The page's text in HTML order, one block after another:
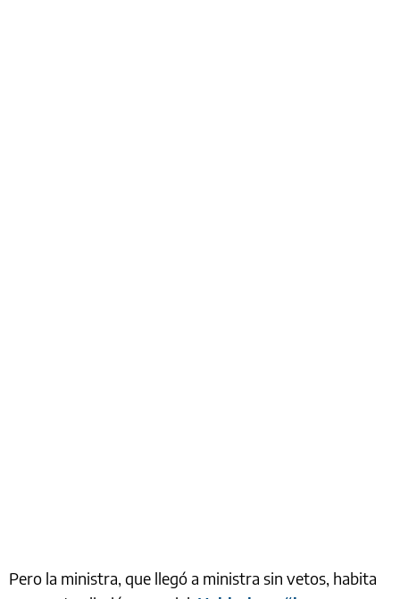
Pero la ministra, que llegó a ministra sin vetos, habita